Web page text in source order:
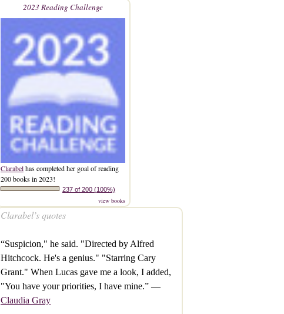
2023 Reading Challenge
Clarabelhas completed her goal of reading
200 books in 2023!
237 of 200 (100%)
view books
Clarabel’s quotes
“Suspicion," he said. "Directed by Alfred
Hitchcock. He's a genius." "Starring Cary
Grant." When Lucas gave me a look, I added,
"You have your priorities, I have mine.” —
Claudia Gray